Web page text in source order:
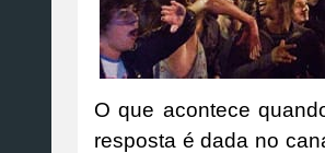
O que acontece
resposta é dada no